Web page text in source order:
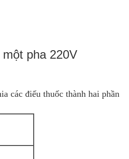
pha 220V
các điếu thuốc thành hai phần